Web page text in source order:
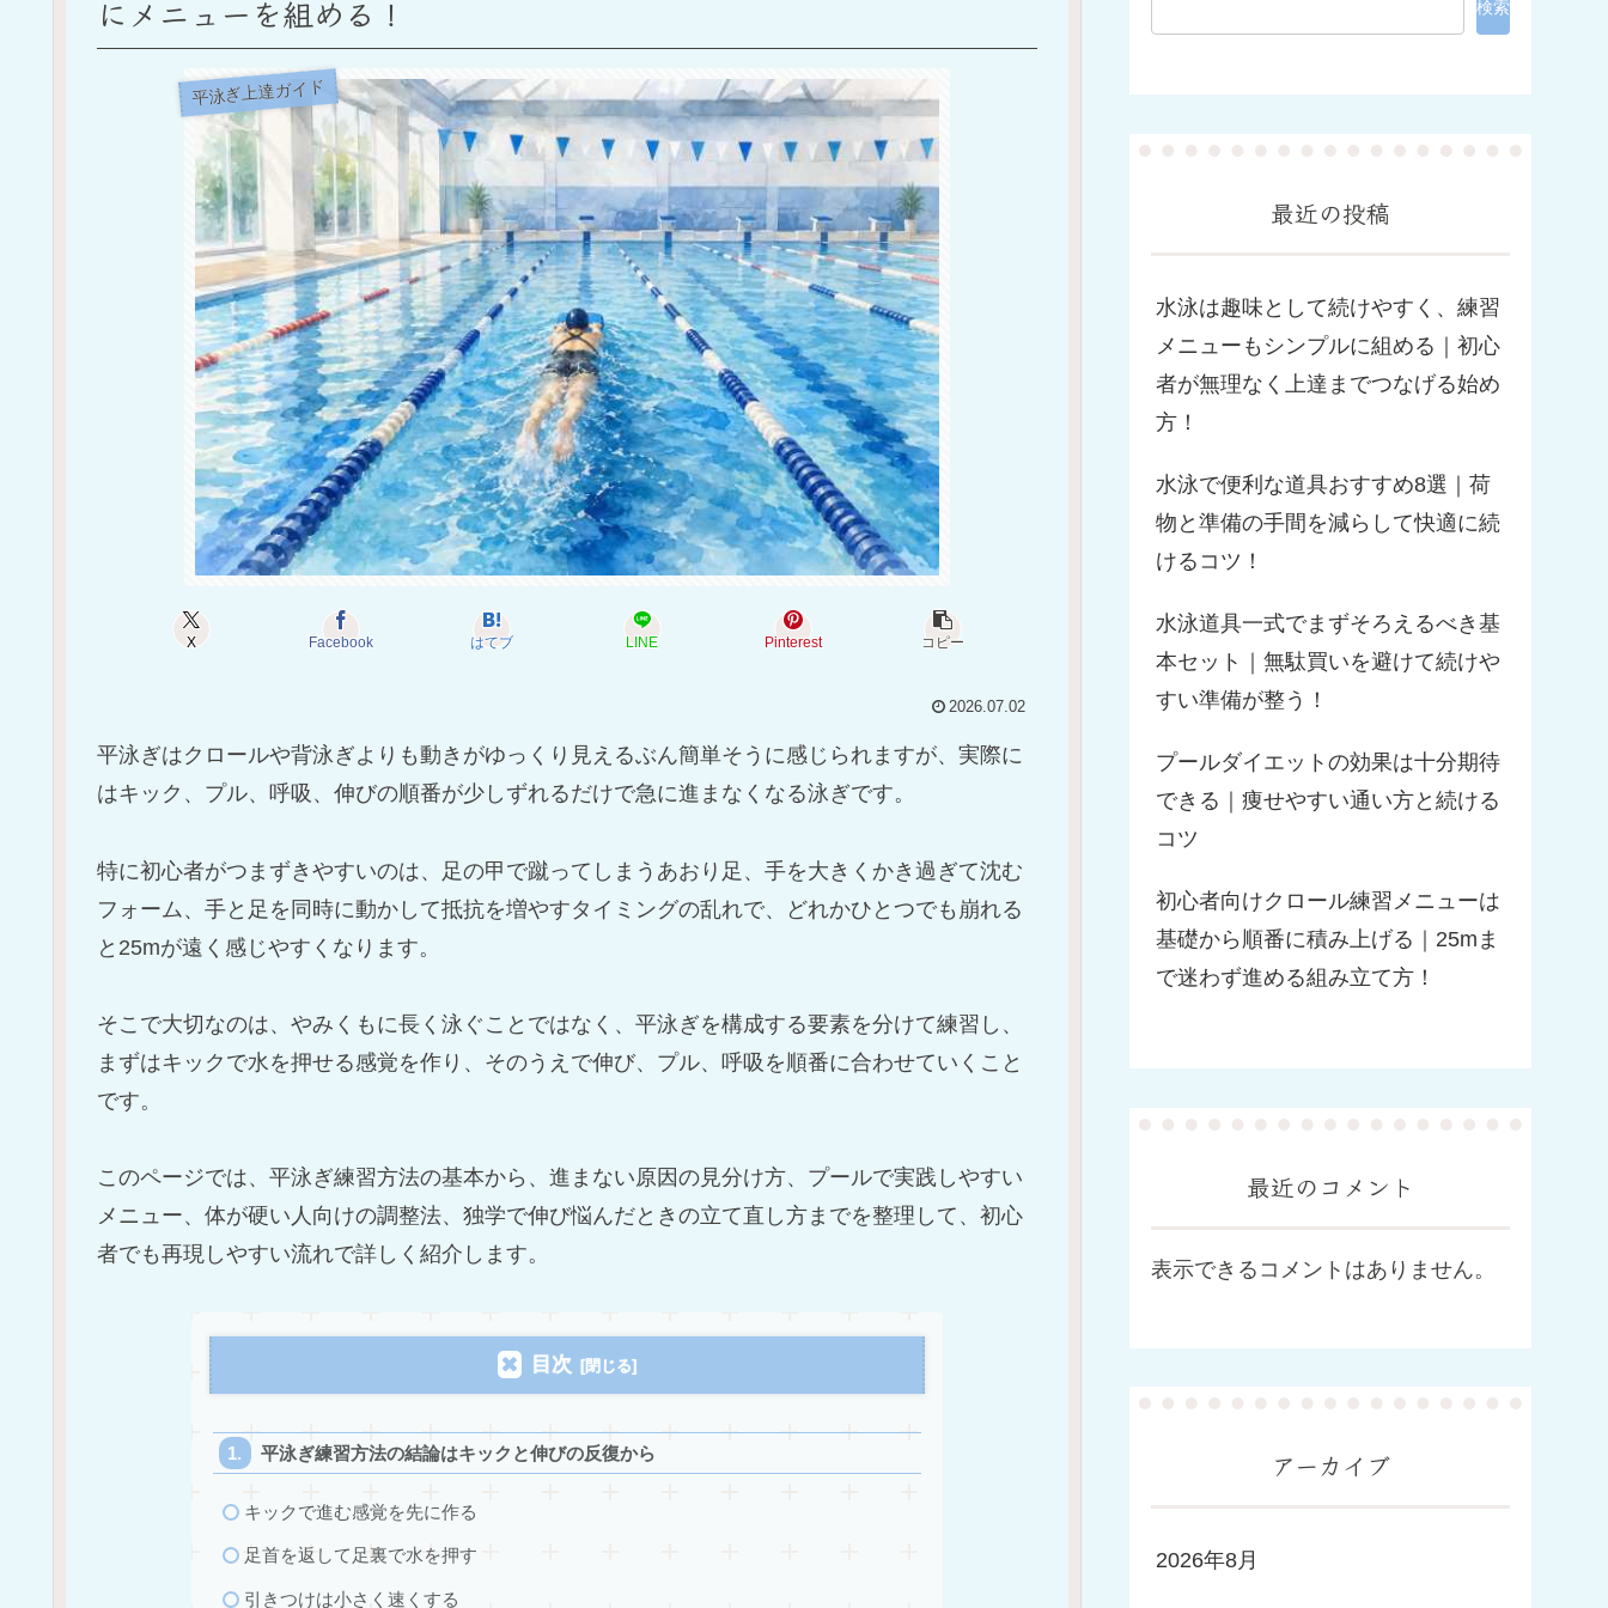
にメニューを組める！
平泳ぎ上達ガイド
X Facebook はてブ LINE Pinterest コピー
2026.07.02
平泳ぎはクロールや背泳ぎよりも動きがゆっくり見えるぶん簡単そうに感じられますが、実際に
はキック、プル、呼吸、伸びの順番が少しずれるだけで急に進まなくなる泳ぎです。
特に初心者がつまずきやすいのは、足の甲で蹴ってしまうあおり足、手を大きくかき過ぎて沈む
フォーム、手と足を同時に動かして抵抗を増やすタイミングの乱れで、どれかひとつでも崩れる
と25mが遠く感じやすくなります。
そこで大切なのは、やみくもに長く泳ぐことではなく、平泳ぎを構成する要素を分けて練習し、
まずはキックで水を押せる感覚を作り、そのうえで伸び、プル、呼吸を順番に合わせていくこと
です。
このページでは、平泳ぎ練習方法の基本から、進まない原因の見分け方、プールで実践しやすい
メニュー、体が硬い人向けの調整法、独学で伸び悩んだときの立て直し方までを整理して、初心
者でも再現しやすい流れで詳しく紹介します。
目次
平泳ぎ練習方法の結論はキックと伸びの反復から
キックで進む感覚を先に作る
足首を返して足裏で水を押す
引きつけは小さく速くする
検索
最近の投稿
水泳は趣味として続けやすく、練習
メニューもシンプルに組める｜初心
者が無理なく上達までつなげる始め
方！
水泳で便利な道具おすすめ8選｜荷
物と準備の手間を減らして快適に続
けるコツ！
水泳道具一式でまずそろえるべき基
本セット｜無駄買いを避けて続けや
すい準備が整う！
プールダイエットの効果は十分期待
できる｜痩せやすい通い方と続ける
コツ
初心者向けクロール練習メニューは
基礎から順番に積み上げる｜25mま
で迷わず進める組み立て方！
最近のコメント
表示できるコメントはありません。
アーカイブ
2026年8月